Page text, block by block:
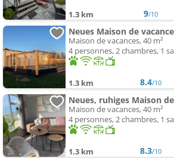
1.3 km 9/10
Maison de vacances, 40 m²
4 personnes, 2 chambres, 1
1.3 km 8.4/10
Maison de vacances, 40 m²
4 personnes, 2 chambres, 1
1.3 km 8.3/10